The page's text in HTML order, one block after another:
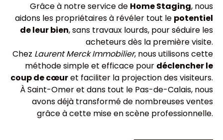
Grâce à notre service de Home Staging, nous
aidons les propriétaires à révéler tout le potentiel
de leur bien, sans travaux lourds, pour séduire les
acheteurs dès la première visite.
Chez Laurent Merck Immobilier, nous utilisons cette
méthode simple et efficace pour déclencher le
coup de cœuret faciliter la projection des visiteurs.
ÀSaint-Omeret dans tout le Pas-de-Calais, nous
avons déjà transformé de nombreuses ventes
grâce à cette mise en scène professionnelle.